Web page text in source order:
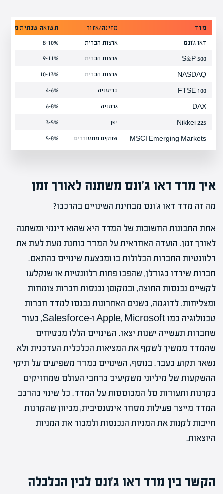
מדד מדינה/אזור תשואה שנתית ממוצעת (20
דאו ג'ונס ארצות הברית 8-10%
S&P 500 ארצות הברית 9-11%
NASDAQ ארצות הברית 10-13%
FTSE 100 בריטניה 4-6%
DAX גרמניה 6-8%
Nikkei 225 יפן 3-5%
MSCI Emerging Markets שווקים מתעוררים 5-8%
איך מדד דאו ג'ונס משתנה לאורך זמן
מה זה מדד דאו ג'ונס מבחינת השינויים בהרכבו?
אחת התכונות החשובות של המדד היא שהוא דינמי ומשתנה
לאורך זמן. הועדה האחראית על המדד בוחנת מעת לעת את
רלוונטיות החברות הכלולות בו ומבצעת שינויים בהתאם.
חברות שירדו בגודלן, שהפכו פחות רלוונטיות או שנקלעו
לקשיים נכנסות החוצה, ובמקומן נכנסות חברות צומחות
ומצליחות. לדוגמה, בשנים האחרונות נכנסו למדד חברות
טכנולוגיה כמו Apple, Microsoft ו-Salesforce, בעוד
שחברות תעשייה ישנות יצאו. השינויים הללו מבטיחים
שהמדד ממשיך לשקף את המציאות הכלכלית העדכנית ולא
נשאר תקוע בעבר. בנוסף, השינויים במדד משפיעים על תיקי
ההשקעות של מיליוני משקיעים ברחבי העולם שמחזיקים
בקרנות ותעודות סל המבוססות על המדד. כל שינוי בהרכב
המדד מייצר פעילות מסחר אינטנסיבית, מכיוון שהקרנות
חייבות לקנות את המניות הנכנסות ולמכור את המניות
היוצאות.
הקשר בין מדד דאו ג'ונס לבין הכלכלה